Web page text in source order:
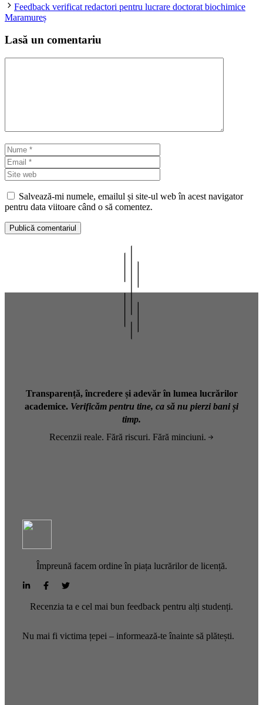
Feedback verificat redactori pentru lucrare doctorat biochimice
Maramureș
Lasă un comentariu
Nume
web
Salvează-mi numele, emailul și site-ul web în acest navigator
pentru data viitoare când o să comentez.
Transparență, încredere și adevăr în lumea lucrărilor
academice. Verificăm pentru tine, ca să nu pierzi bani și
timp.
Recenzii reale. Fără riscuri. Fără minciuni.
Împreună facem ordine în piața lucrărilor de licență.
Recenzia ta e cel mai bun feedback pentru alți studenți.
Nu mai fi victima țepei – informează-te înainte să plătești.